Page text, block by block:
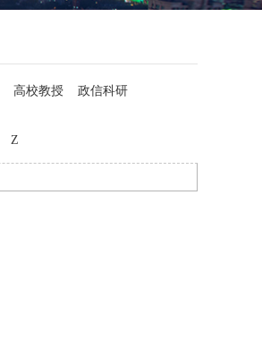
高校教授
政信科研
Z